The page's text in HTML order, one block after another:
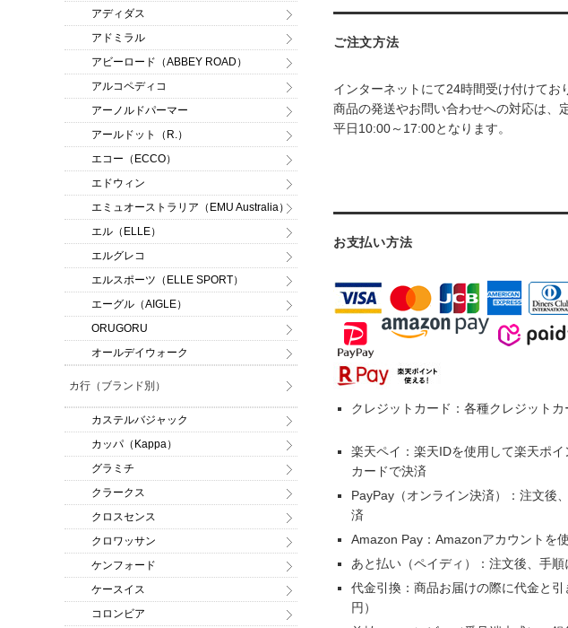
ご注文方法
インターネットにて24時間受け付けてお
商品の発送やお問い合わせへの対応は、
平日10:00～17:00となります。
お支払い方法
クレジットカード：各種クレジット
楽天ペイ：楽天IDを使用して楽天ポ
カードで決済
PayPay（オンライン決済）：注文後
済
Amazon Pay：Amazonアカウントを
あと払い（ペイディ）：注文後、手
代金引換：商品お届けの際に代金と
円）
アディダス
アドミラル
アビーロード（ABBEY ROAD）
アルコペディコ
アーノルドパーマー
アールドット（R.）
エコー（ECCO）
エドウィン
エミュオーストラリア（EMU Australia）
エル（ELLE）
エルグレコ
エルスポーツ（ELLE SPORT）
エーグル（AIGLE）
ORUGORU
オールデイウォーク
カ行（ブランド別）
カステルバジャック
カッパ（Kappa）
グラミチ
クラークス
クロスセンス
クロワッサン
ケンフォード
ケースイス
コロンビア